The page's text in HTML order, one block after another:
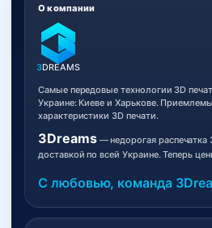
О компании
3DREAMS
Самые передовые технологии 3D
Украине: Киеве и Харькове.
характеристики 3D печати.
3Dreams— недорогая распечатка
доставкой по всей Украине. Теперь
С любовью, команда